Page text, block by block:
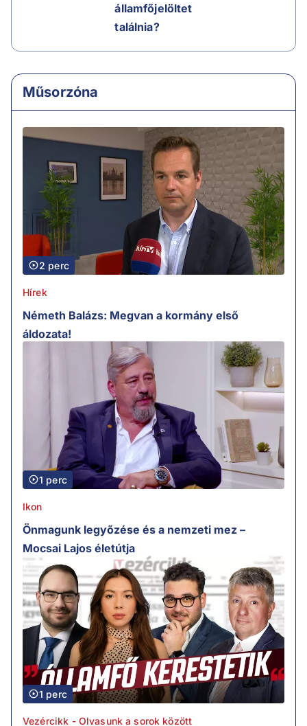
államfőjelöltet
találnia?
Műsorzóna
2 perc
Hírek
Németh Balázs: Megvan a kormány első
áldozata!
1 perc
Ikon
Önmagunk legyőzése és a nemzeti mez –
Mocsai Lajos életútja
1 perc
Vezércikk - Olvasunk a sorok között